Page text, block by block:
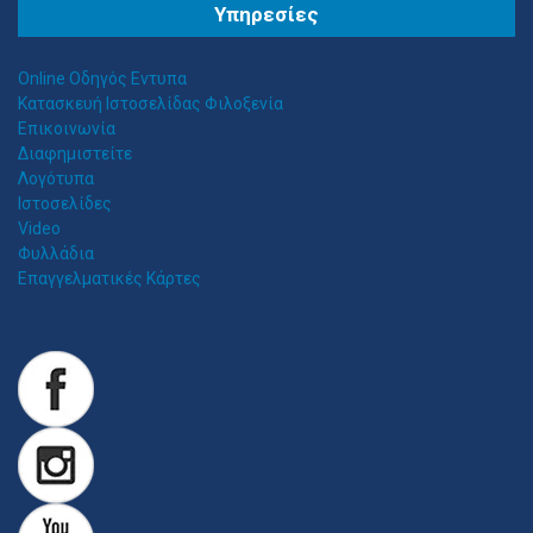
Υπηρεσίες
Online Οδηγός Εντυπα
Κατασκευή Ιστοσελίδας Φιλοξενία
Επικοινωνία
Διαφημιστείτε
Λογότυπα
Ιστοσελίδες
Video
Φυλλάδια
Επαγγελματικές Κάρτες